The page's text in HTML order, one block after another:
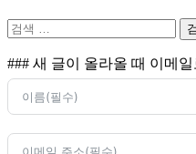
검
### 새 글이 올라올 때 이메